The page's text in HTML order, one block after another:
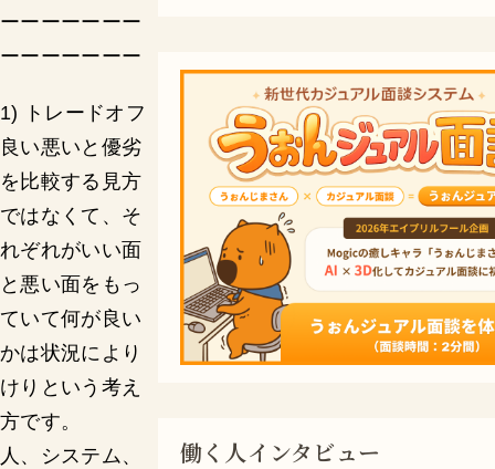
ーーーーーーー
ーーーーーーー
1) トレードオフ
良い悪いと優劣
を比較する見方
ではなくて、そ
れぞれがいい面
と悪い面をもっ
ていて何が良い
かは状況により
けりという考え
方です。
人、システム、
働く人インタビュー